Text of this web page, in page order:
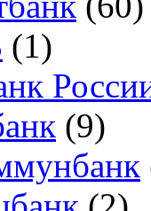
(1)
(9)